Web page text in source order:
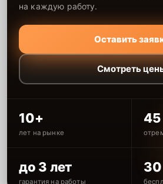
на каждую работу.
Оставить
Смотреть
10+
лет на рынке
до 3 лет
гарантия на работы